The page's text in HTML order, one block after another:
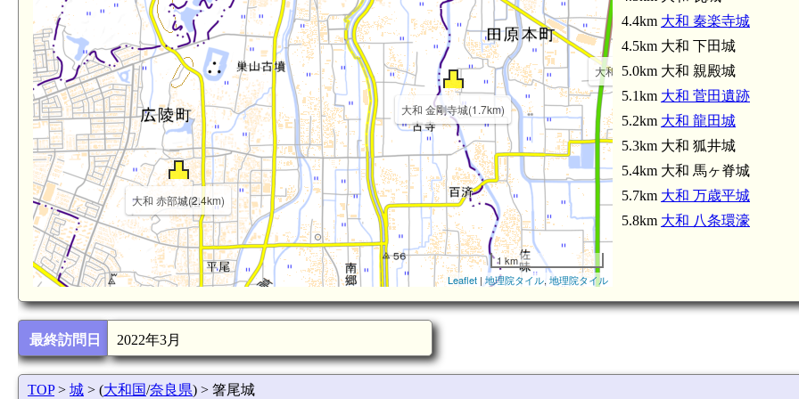
大和 金剛寺城(1.7km)
大和 赤部城(2.4km)
大和 保津環濠(3.0km)
大和 田原本陣屋
(4.2km)
城(4.3km)
1 km
Leaflet | 地理院タイル, 地理院タイル
4.4km 大和 秦楽寺城
4.5km 大和 下田城
5.0km 大和 親殿城
5.1km 大和 菅田遺跡
5.2km 大和 龍田城
5.3km 大和 狐井城
5.4km 大和 馬ヶ脊城
5.7km 大和 万歳平城
5.8km 大和 八条環濠
最終訪問日 2022年3月
TOP> 城 > (大和国/奈良県) > 箸尾城